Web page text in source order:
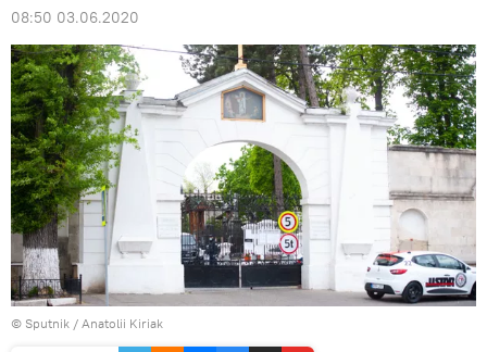
08:50 03.06.2020
© Sputnik / Anatolii Kiriak